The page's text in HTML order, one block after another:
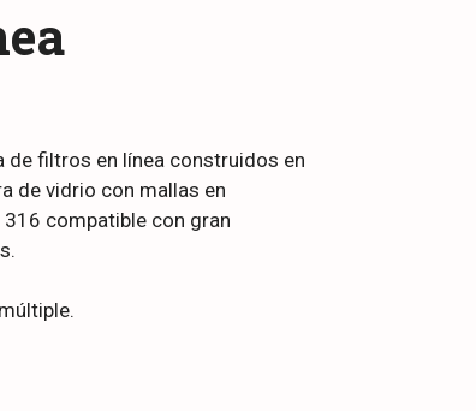
de filtros en línea construidos en
de vidrio con mallas en
compatible con gran